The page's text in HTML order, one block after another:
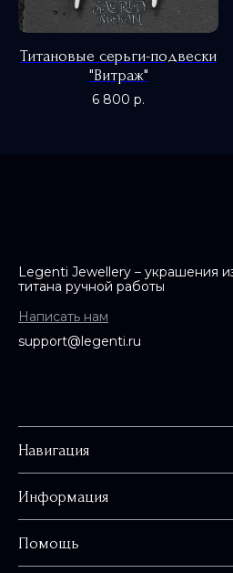
Титановые серьги-подвески
"Витраж"
6 800 р.
Legenti Jewellery – украшения
титана ручной работы
Написать нам
support@legenti.ru
Навигация
Информация
Помощь